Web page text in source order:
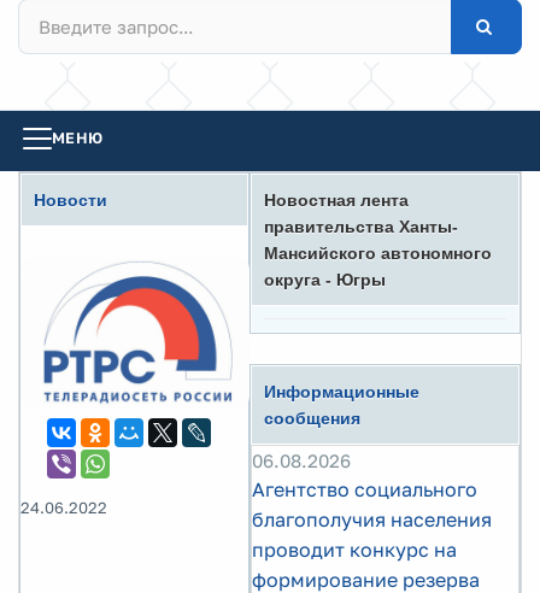
МЕНЮ
Новости
24.06.2022
Новостная лента
правительства Ханты-
Мансийского автономного
округа - Югры
Информационные
сообщения
06.08.2026
Агентство социального
благополучия населения
проводит конкурс на
формирование резерва